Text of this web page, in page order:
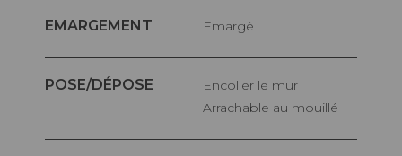
EMARGEMENT Emargé
POSE/DÉPOSE
Encoller le mur
Arrachable au mouillé